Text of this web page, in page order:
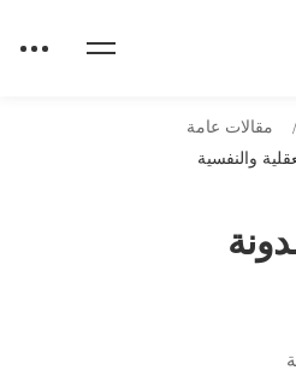
مقالات عامة
والنفسية